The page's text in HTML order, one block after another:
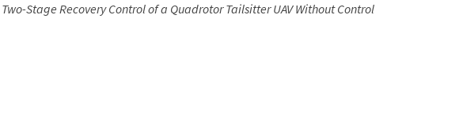
Two-Stage Recovery Control of a Quadrotor Tailsitter UAV Without Control